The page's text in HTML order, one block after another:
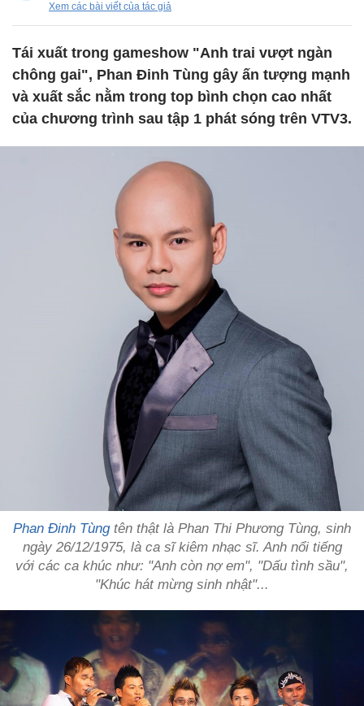
Xem các bài viết của tác giả
Tái xuất trong gameshow "Anh trai vượt ngàn
chông gai", Phan Đinh Tùng gây ấn tượng mạnh
và xuất sắc nằm trong top bình chọn cao nhất
của chương trình sau tập 1 phát sóng trên VTV3.
Phan Đinh Tùngtên thật là Phan Thi Phương Tùng, sinh
ngày 26/12/1975, là ca sĩ kiêm nhạc sĩ. Anh nổi tiếng
với các ca khúc như: "Anh còn nợ em", "Dấu tình sầu",
"Khúc hát mừng sinh nhật"...